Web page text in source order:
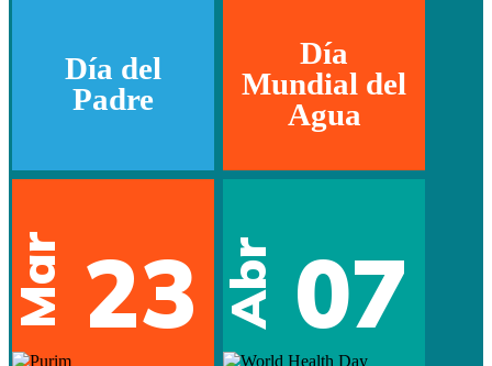
Día del
Padre
Día
Mundial del
Agua
Mar 23 Abr 07